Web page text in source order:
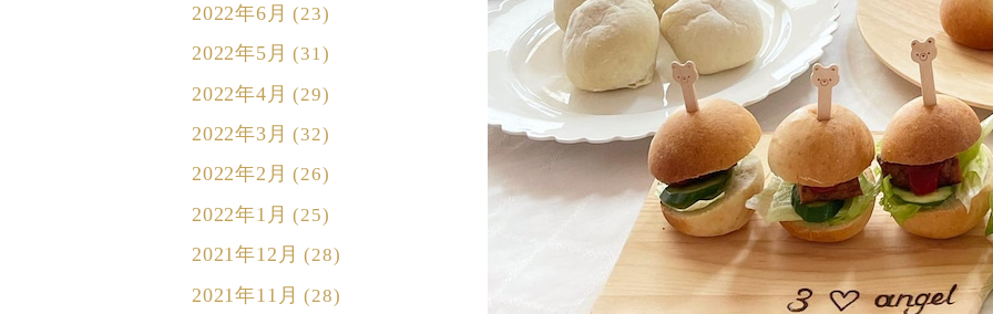
2022年6月 (23)
2022年5月 (31)
2022年4月 (29)
2022年3月 (32)
2022年2月 (26)
2022年1月 (25)
2021年12月 (28)
2021年11月 (28)